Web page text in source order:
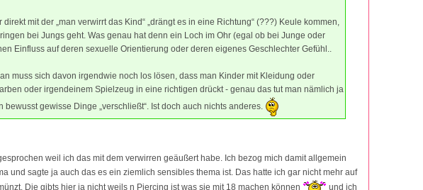
direkt mit der „man verwirrt das Kind“ „drängt es in eine Richtung“ (???) Keule kommen,
bei Jungs geht. Was genau hat denn ein Loch im Ohr (egal ob bei Junge oder
Einfluss auf deren sexuelle Orientierung oder deren eigenes Geschlechter Gefühl..
muss sich davon irgendwie noch los lösen, dass man Kinder mit Kleidung oder
oder irgendeinem Spielzeug in eine richtigen drückt - genau das tut man nämlich ja
bewusst gewisse Dinge „verschließt“. Ist doch auch nichts anderes.
weil ich das mit dem verwirren geäußert habe. Ich bezog mich damit allgemein
und sagte ja auch das es ein ziemlich sensibles thema ist. Das hatte ich gar nicht mehr auf
Die gibts hier ja nicht weils n Piercing ist was sie mit 18 machen können
und ich